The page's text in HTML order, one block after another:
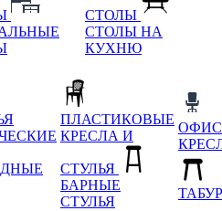
СТОЛЫ
СТОЛЫ НА
КУХНЮ
ПЛАСТИКОВЫЕ
КРЕСЛА И
СТУЛЬЯ
БАРНЫЕ
СТУЛЬЯ